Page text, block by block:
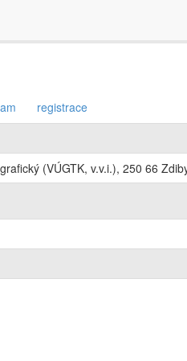
registrace
(VÚGTK, v.v.i.), 250 66